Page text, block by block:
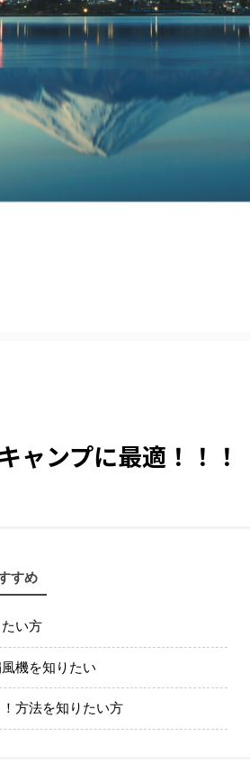
ャンプに最適！！！
すめ
い方
機を知りたい
方法を知りたい方